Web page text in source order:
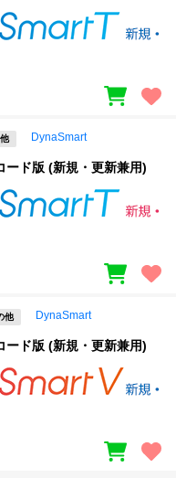
DynaSmart
ド版 (新規・更新兼用)
他 DynaSmart
ド版 (新規・更新兼用)